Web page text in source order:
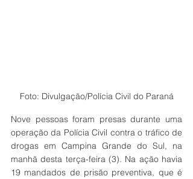
Foto: Divulgação/Polícia Civil do Paraná
Nove pessoas foram presas durante uma
operação da Polícia Civil contra o tráfico de
drogas em Campina Grande do Sul, na
manhã desta terça-feira (3). Na ação havia
19 mandados de prisão preventiva, que é